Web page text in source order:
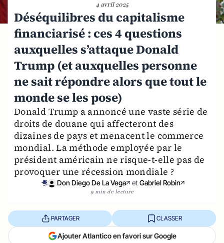
4 avril 2025
Déséquilibres du capitalisme
financiarisé : ces 4 questions
auxquelles s’attaque Donald
Trump (et auxquelles personne
ne sait répondre alors que tout le
monde se les pose)
Donald Trump a annoncé une vaste série de
droits de douane qui affecteront des
dizaines de pays et menacent le commerce
mondial. La méthode employée par le
président américain ne risque-t-elle pas de
provoquer une récession mondiale ?
Don Diego De La Vega et Gabriel Robin
9 min de lecture
PARTAGER CLASSER
Ajouter Atlantico en favori sur Google